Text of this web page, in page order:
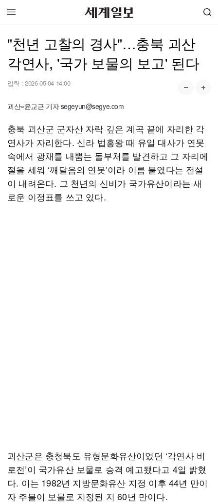
"천년 고찰의 경사"…충북 괴산
각연사, '국가 보물의 보고' 된다
입력 : 2026-05-04 14:00
괴산=윤교근 기자 segeyun@segye.com
충북 괴산군 군자산 자락 깊은 계곡 끝에 자리한 각
연사가 자리한다. 신라 법흥왕 때 유일 대사가 연못
속에서 광채를 내뿜는 돌부처를 발견하고 그 자리에
절을 세워 ‘깨달음의 연못’이라 이름 붙였다는 전설
이 내려온다. 그 천년의 신비가 국가유산이라는 새
로운 이정표를 쓰고 있다.
괴산군은 충청북도 유형문화유산이었던 ‘각연사 비
로전’이 국가유산 보물로 승격 예고됐다고 4일 밝혔
다. 이는 1982년 지방문화유산 지정 이후 44년 만이
자 주불이 보물로 지정된 지 60년 만이다.